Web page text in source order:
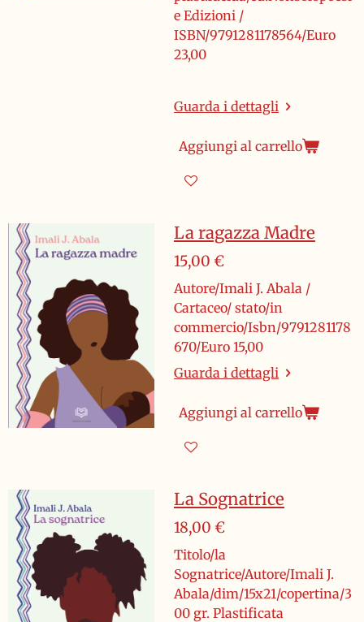
e Edizioni /
ISBN/9791281178564/Euro
23,00
Guarda i dettagli
Aggiungi al carrello
La ragazza Madre
15,00 €
Autore/Imali J. Abala /
Cartaceo/ stato/in
commercio/Isbn/9791281178
670/Euro 15,00
Guarda i dettagli
Aggiungi al carrello
La Sognatrice
18,00 €
Titolo/la
Sognatrice/Autore/Imali J.
Abala/dim/15x21/copertina/3
00 gr. Plastificata